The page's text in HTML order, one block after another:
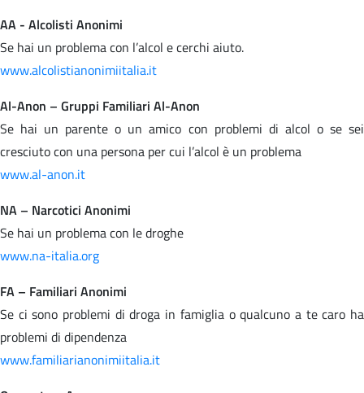
AA - Alcolisti Anonimi
Se hai un problema con l’alcol e cerchi aiuto.
www.alcolistianonimiitalia.it
Al-Anon – Gruppi Familiari Al-Anon
Se hai un parente o un amico con problemi di alcol o se sei
cresciuto con una persona per cui l’alcol è un problema
www.al-anon.it
NA – Narcotici Anonimi
Se hai un problema con le droghe
www.na-italia.org
FA – Familiari Anonimi
Se ci sono problemi di droga in famiglia o qualcuno a te caro ha
problemi di dipendenza
www.familiarianonimiitalia.it